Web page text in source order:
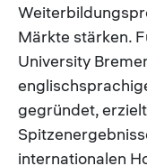
Märkte stärken.
University
gegründet,
internationalen